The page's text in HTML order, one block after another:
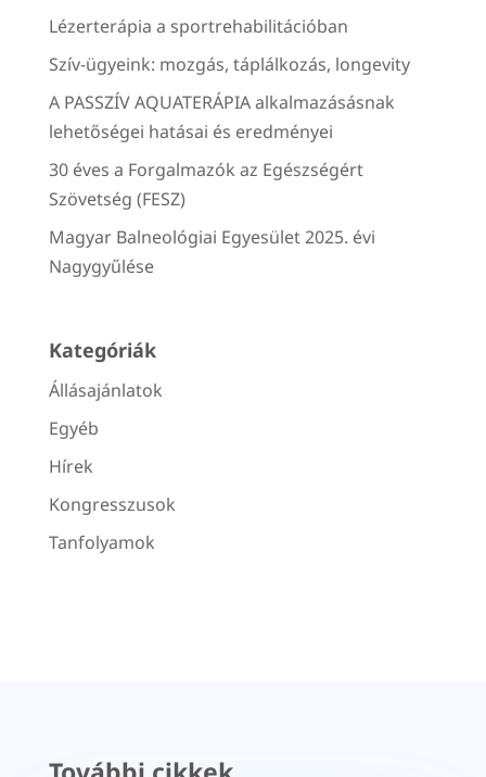
Lézerterápia a sportrehabilitációban
Szív-ügyeink: mozgás, táplálkozás, longevity
A PASSZÍV AQUATERÁPIA alkalmazásásnak
lehetőségei hatásai és eredményei
30 éves a Forgalmazók az Egészségért
Szövetség (FESZ)
Magyar Balneológiai Egyesület 2025. évi
Nagygyűlése
Kategóriák
Állásajánlatok
Egyéb
Hírek
Kongresszusok
Tanfolyamok